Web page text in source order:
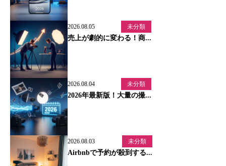
2026.08.05 未分類
売上が劇的に変わる！商...
2026.08.04 未分類
2026年最新版！大量の撮...
2026.08.03 未分類
Airbnbで予約が殺到する...